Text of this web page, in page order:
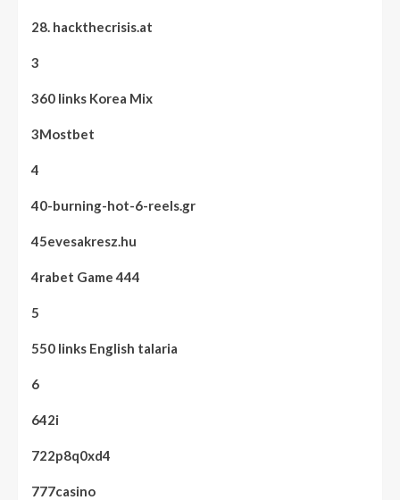
28. hackthecrisis.at
3
360 links Korea Mix
3Mostbet
4
40-burning-hot-6-reels.gr
45evesakresz.hu
4rabet Game 444
5
550 links English talaria
6
642i
722p8q0xd4
777casino